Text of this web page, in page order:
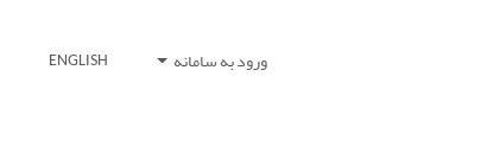
ورود به سامانه ENGLISH